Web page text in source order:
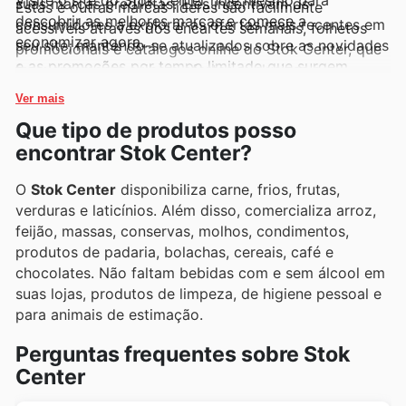
Estas e outras marcas líderes são facilmente
acessíveis através dos encartes semanais, folhetos
promocionais e catálogos online do Stok Center, que
frequentemente exibem ofertas exclusivas e
oportunidades imperdíveis para os compradores.
consumidores a explorar as ofertas mais recentes em
seu site, mantendo-se atualizados sobre as novidades
e as promoções por tempo limitado que surgem
descobrir as melhores marcas e comece a
economizar agora.
Ver mais
Que tipo de produtos posso
encontrar Stok Center?
O Stok Center disponibiliza carne, frios, frutas,
verduras e laticínios. Além disso, comercializa arroz,
feijão, massas, conservas, molhos, condimentos,
produtos de padaria, bolachas, cereais, café e
chocolates. Não faltam bebidas com e sem álcool em
suas lojas, produtos de limpeza, de higiene pessoal e
para animais de estimação.
Perguntas frequentes sobre Stok
Center